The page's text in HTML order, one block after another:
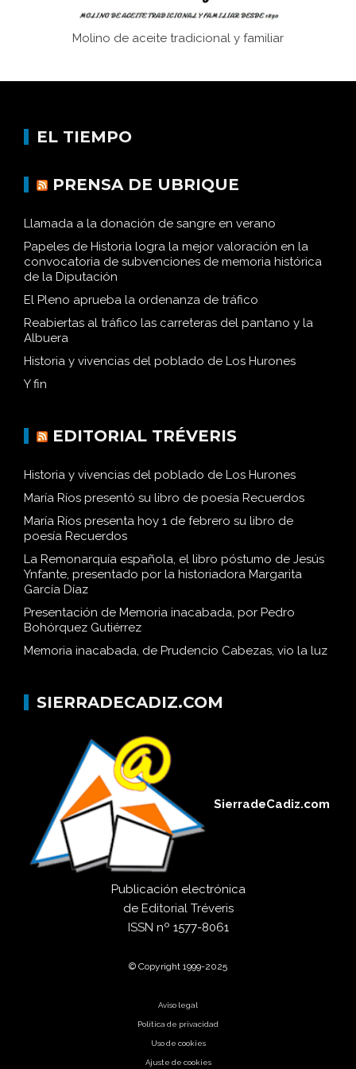
Molino de aceite tradicional y familiar
EL TIEMPO
PRENSA DE UBRIQUE
Llamada a la donación de sangre en verano
Papeles de Historia logra la mejor valoración en la
convocatoria de subvenciones de memoria histórica
de la Diputación
El Pleno aprueba la ordenanza de tráfico
Reabiertas al tráfico las carreteras del pantano y la
Albuera
Historia y vivencias del poblado de Los Hurones
Y fin
EDITORIAL TRÉVERIS
Historia y vivencias del poblado de Los Hurones
María Ríos presentó su libro de poesía Recuerdos
María Ríos presenta hoy 1 de febrero su libro de
poesía Recuerdos
La Remonarquía española, el libro póstumo de Jesús
Ynfante, presentado por la historiadora Margarita
García Díaz
Presentación de Memoria inacabada, por Pedro
Bohórquez Gutiérrez
Memoria inacabada, de Prudencio Cabezas, vio la luz
SIERRADECADIZ.COM
SierradeCadiz.com
Publicación electrónica
de Editorial Tréveris
ISSN nº 1577-8061
© Copyright 1999-2025
Aviso legal
Política de privacidad
Uso de cookies
Ajuste de cookies